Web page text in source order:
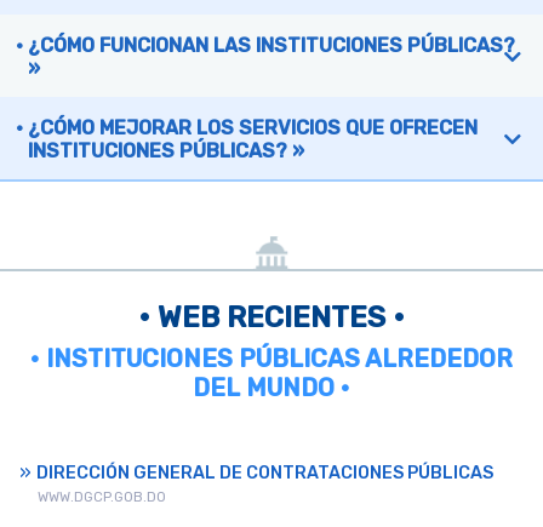
¿CÓMO FUNCIONAN LAS INSTITUCIONES PÚBLICAS?
»
¿CÓMO MEJORAR LOS SERVICIOS QUE OFRECEN
INSTITUCIONES PÚBLICAS? »
• WEB RECIENTES •
• INSTITUCIONES PÚBLICAS ALREDEDOR
DEL MUNDO •
DIRECCIÓN GENERAL DE CONTRATACIONES PÚBLICAS
WWW.DGCP.GOB.DO